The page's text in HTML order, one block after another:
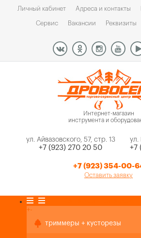
Личный кабинет Адреса и контакты
Сервис Вакансии Реквизиты
Интернет-магазин
инструмента и
ул. Айвазовского, 57, стр. 13
+7 (923) 270 20 50
ул.
+7
+7 (923) 354-00-
Оставить заявку
+-
триммеры + кусторезы